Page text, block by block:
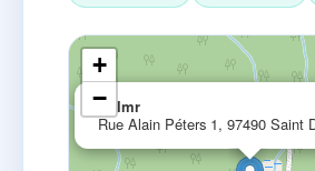
Shlmr
Rue Alain Péters 1, 97490 Saint
+
−